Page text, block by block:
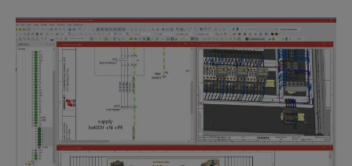
Schaltschrankkonstruktion